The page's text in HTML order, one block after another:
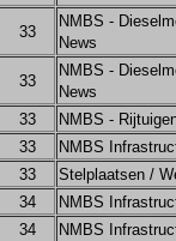
33
NMBS -
News
33
NMBS -
News
33
NMBS -
33
NMBS
33
Stelplaatsen /
34
NMBS
34
NMBS